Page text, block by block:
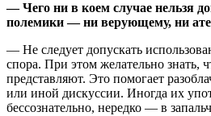
— Чего ни в коем случае нельзя
полемики — ни верующему, ни
— Не следует допускать
спора. При этом желательно знать,
представляют. Это помогает
или иной дискуссии. Иногда их
бессознательно, нередко — в